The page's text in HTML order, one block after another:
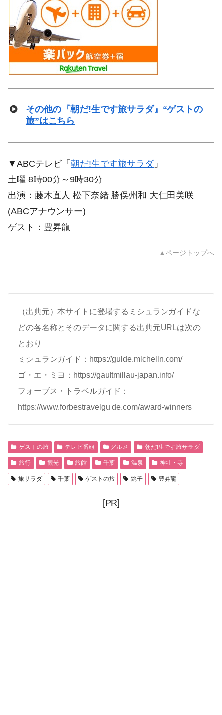
その他の『朝だ!生です旅サラダ』“ゲストの
旅”はこちら
▼ABCテレビ「 朝だ!生です旅サラダ 」
土曜 8時00分～9時30分
出演：藤木直人 松下奈緒 勝俣州和 大仁田美咲
(ABCアナウンサー)
ゲスト：豊昇龍
▲ページトップへ
（出典元）本サイトに登場するミシュランガイドな
どの各名称とそのデータに関する出典元URLは次の
とおり
ミシュランガイド：https://guide.michelin.com/
ゴ・エ・ミヨ：https://gaultmillau-japan.info/
フォーブス・トラベルガイド：
https://www.forbestravelguide.com/award-winners
ゲストの旅 テレビ番組 グルメ 朝だ!生です旅サラダ
旅行 観光 旅館 千葉 温泉 神社・寺
旅サラダ 千葉 ゲストの旅 銚子 豊昇龍
[PR]